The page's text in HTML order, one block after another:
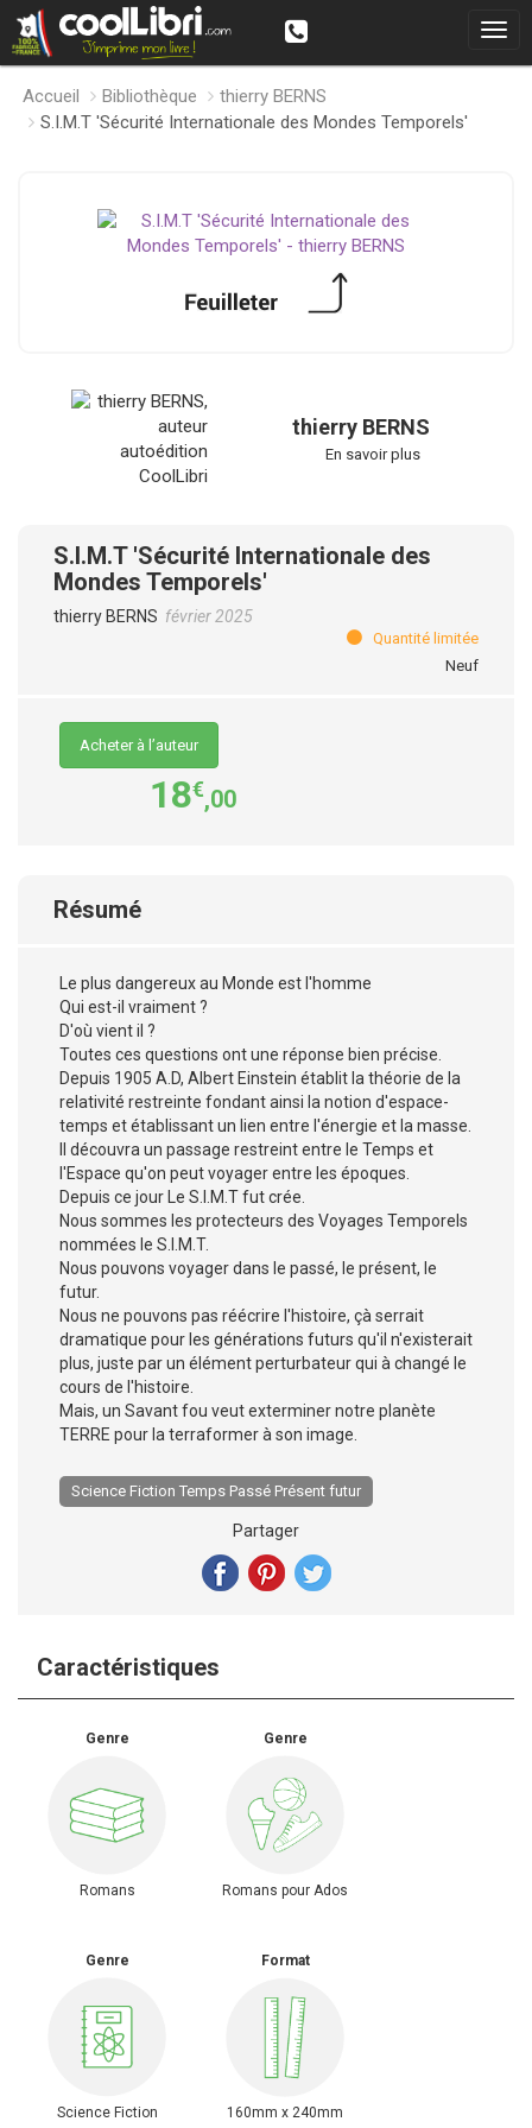
Accueil Bibliothèque
thierry BERNS
S.I.M.T 'Sécurité Internationale des Mondes Temporels'
thierry BERNS
En savoir plus
S.I.M.T 'Sécurité Internationale des
Mondes Temporels'
thierry BERNS février 2025
Quantité limitée
Neuf
Acheter à l’auteur
18€,00
Résumé
Le plus dangereux au Monde est l'homme
Qui est-il vraiment ?
D'où vient il ?
Toutes ces questions ont une réponse bien précise.
Depuis 1905 A.D, Albert Einstein établit la théorie de la
relativité restreinte fondant ainsi la notion d'espace-
temps et établissant un lien entre l'énergie et la masse.
Il découvra un passage restreint entre le Temps et
l'Espace qu'on peut voyager entre les époques.
Depuis ce jour Le S.I.M.T fut crée.
Nous sommes les protecteurs des Voyages Temporels
nommées le S.I.M.T.
Nous pouvons voyager dans le passé, le présent, le
futur.
Nous ne pouvons pas réécrire l'histoire, çà serrait
dramatique pour les générations futurs qu'il n'existerait
plus, juste par un élément perturbateur qui à changé le
cours de l'histoire.
Mais, un Savant fou veut exterminer notre planète
TERRE pour la terraformer à son image.
Science Fiction Temps Passé Présent futur
Partager
Caractéristiques
Genre
Romans
Genre
Romans pour Ados
Genre
Science Fiction
Format
160mm x 240mm